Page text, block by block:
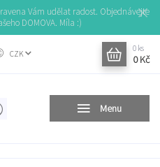
Vám udělat radost. Objednávejte
DOMOVA. Míla :)
Menu
CZK
0 ks
0 Kč